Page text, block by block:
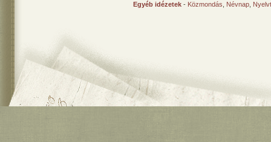
Egyéb idézetek - Közmondás Névnap